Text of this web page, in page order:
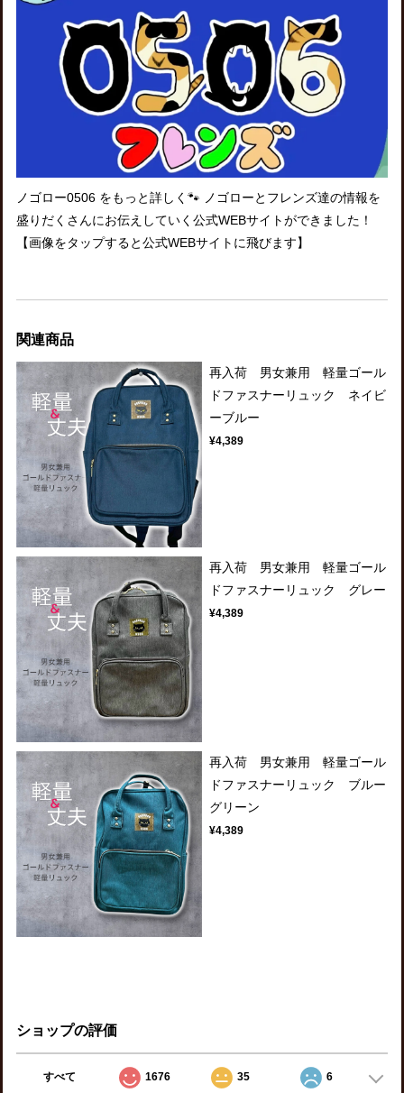
ノゴロー0506 をもっと詳しく🐾 ノゴローとフレンズ達の情報を
盛りだくさんにお伝えしていく公式WEBサイトができました！
【画像をタップすると公式WEBサイトに飛びます】
関連商品
再入荷 男女兼用 軽量ゴール
ドファスナーリュック ネイビ
ーブルー
¥4,389
再入荷 男女兼用 軽量ゴール
ドファスナーリュック グレー
¥4,389
再入荷 男女兼用 軽量ゴール
ドファスナーリュック ブルー
グリーン
¥4,389
ショップの評価
すべて 1676 35 6